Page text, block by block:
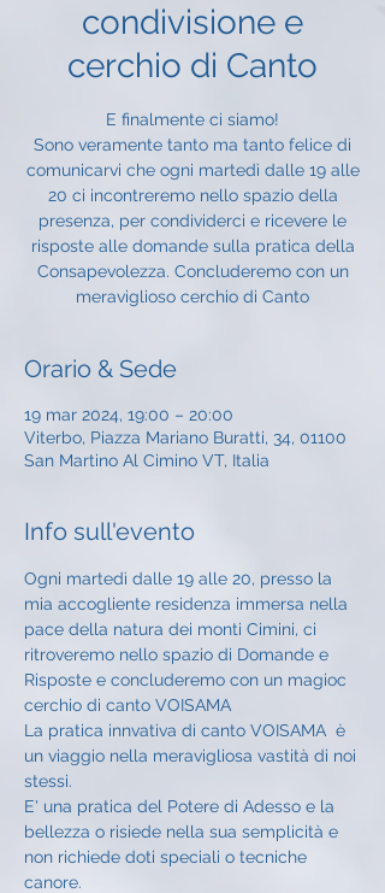
condivisione e
cerchio di Canto
E finalmente ci siamo!
Sono veramente tanto ma tanto felice di
comunicarvi che ogni martedì dalle 19 alle
20 ci incontreremo nello spazio della
presenza, per condividerci e ricevere le
risposte alle domande sulla pratica della
Consapevolezza. Concluderemo con un
meraviglioso cerchio di Canto
Orario & Sede
19 mar 2024, 19:00 – 20:00
Viterbo, Piazza Mariano Buratti, 34, 01100
San Martino Al Cimino VT, Italia
Info sull'evento
Ogni martedì dalle 19 alle 20, presso la
mia accogliente residenza immersa nella
pace della natura dei monti Cimini, ci
ritroveremo nello spazio di Domande e
Risposte e concluderemo con un magioc
cerchio di canto VOISAMA
La pratica innvativa di canto VOISAMA  è
un viaggio nella meravigliosa vastità di noi
stessi.
E' una pratica del Potere di Adesso e la
bellezza o risiede nella sua semplicità e
non richiede doti speciali o tecniche
canore.